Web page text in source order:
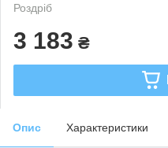
Роздріб
3 183 ₴
Опис Характеристики